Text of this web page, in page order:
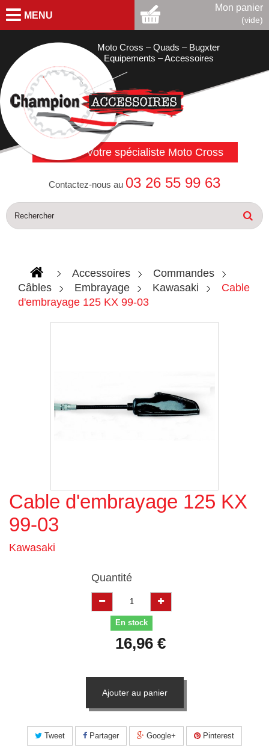
MENU
Mon panier
(vide)
Moto Cross – Quads – Bugxter
Equipements – Accessoires
Votre spécialiste Moto Cross
Contactez-nous au 03 26 55 99 63
Accessoires
Commandes
Câbles
Embrayage Kawasaki
Cable
d'embrayage 125 KX 99-03
Agrandir l'image
Cable d'embrayage 125 KX
99-03
Kawasaki
Quantité
En stock
16,96 €
Ajouter au panier
Tweet Partager Google+ Pinterest